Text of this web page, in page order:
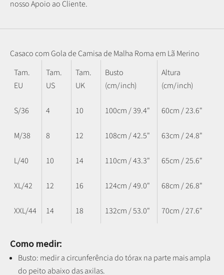
nosso Apoio ao Cliente.
Casaco com Gola de Camisa de Malha Roma em Lã Merino
Tam.
EU
Tam.
US
Tam.
UK
Busto
(cm/inch)
Altura
(cm/inch)
S/36 4 10 100cm / 39.4" 60cm / 23.6"
M/38 8 12 108cm / 42.5" 63cm / 24.8"
L/40 10 14 110cm / 43.3" 65cm / 25.6"
XL/42 12 16 124cm / 49.0" 68cm / 26.8"
XXL/44 14 18 132cm / 53.0" 70cm / 27.6"
Como medir:
Busto: medir a circunferência do tórax na parte mais ampla
do peito abaixo das axilas.